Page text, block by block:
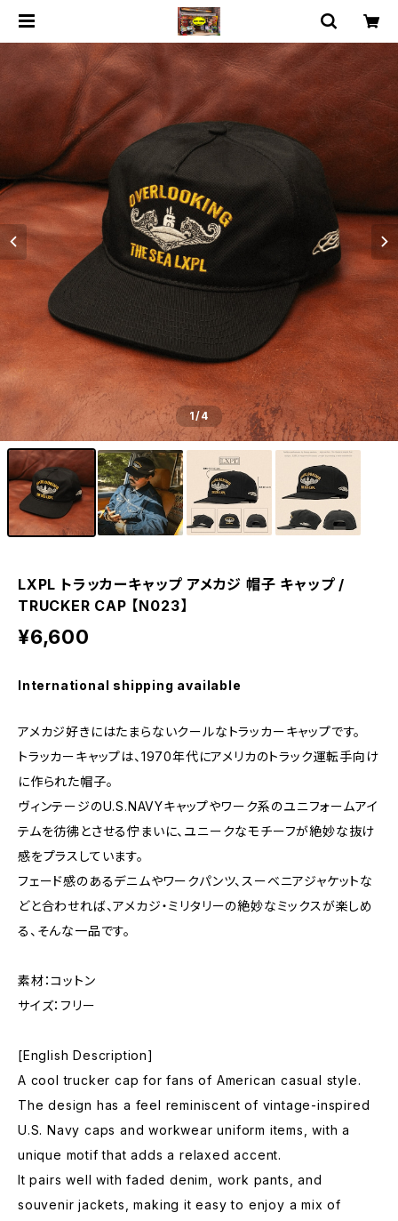
1/4
LXPL トラッカーキャップ アメカジ 帽子 キャップ /
TRUCKER CAP 【N023】
¥6,600
International shipping available
アメカジ好きにはたまらないクールなトラッカーキャップです。
トラッカーキャップは、1970年代にアメリカのトラック運転手向け
に作られた帽子。
ヴィンテージのU.S.NAVYキャップやワーク系のユニフォームアイ
テムを彷彿とさせる佇まいに、ユニークなモチーフが絶妙な抜け
感をプラスしています。
フェード感のあるデニムやワークパンツ、スーベニアジャケットな
どと合わせれば、アメカジ・ミリタリーの絶妙なミックスが楽しめ
る、そんな一品です。
素材：コットン
サイズ：フリー
[English Description]
A cool trucker cap for fans of American casual style.
The design has a feel reminiscent of vintage-inspired
U.S. Navy caps and workwear uniform items, with a
unique motif that adds a relaxed accent.
It pairs well with faded denim, work pants, and
souvenir jackets, making it easy to enjoy a mix of